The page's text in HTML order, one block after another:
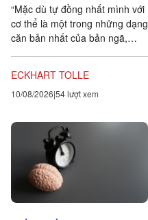
“Mặc dù tự đồng nhất mình với
cơ thể là một trong những dạng
căn bản nhất của bản ngã,
ECKHART TOLLE
10/08/2026 54 lượt xem